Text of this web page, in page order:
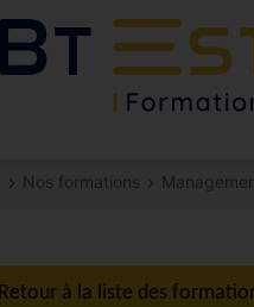
Nos formations
Retour à la liste des